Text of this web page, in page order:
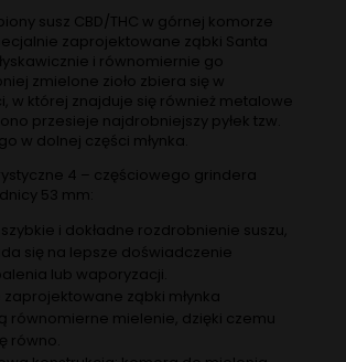
susz CBD/THC w górnej komorze
zaprojektowane ząbki Santa
i równomiernie go
zmielone zioło zbiera się w
w której znajduje się również metalowe
przesieje najdrobniejszy pyłek tzw.
w dolnej części młynka.
4 – częściowego grindera
53 mm:
i dokładne rozdrobnienie suszu,
się na lepsze doświadczenie
lub waporyzacji.
ząbki młynka
równomierne mielenie, dzięki czemu
równo.